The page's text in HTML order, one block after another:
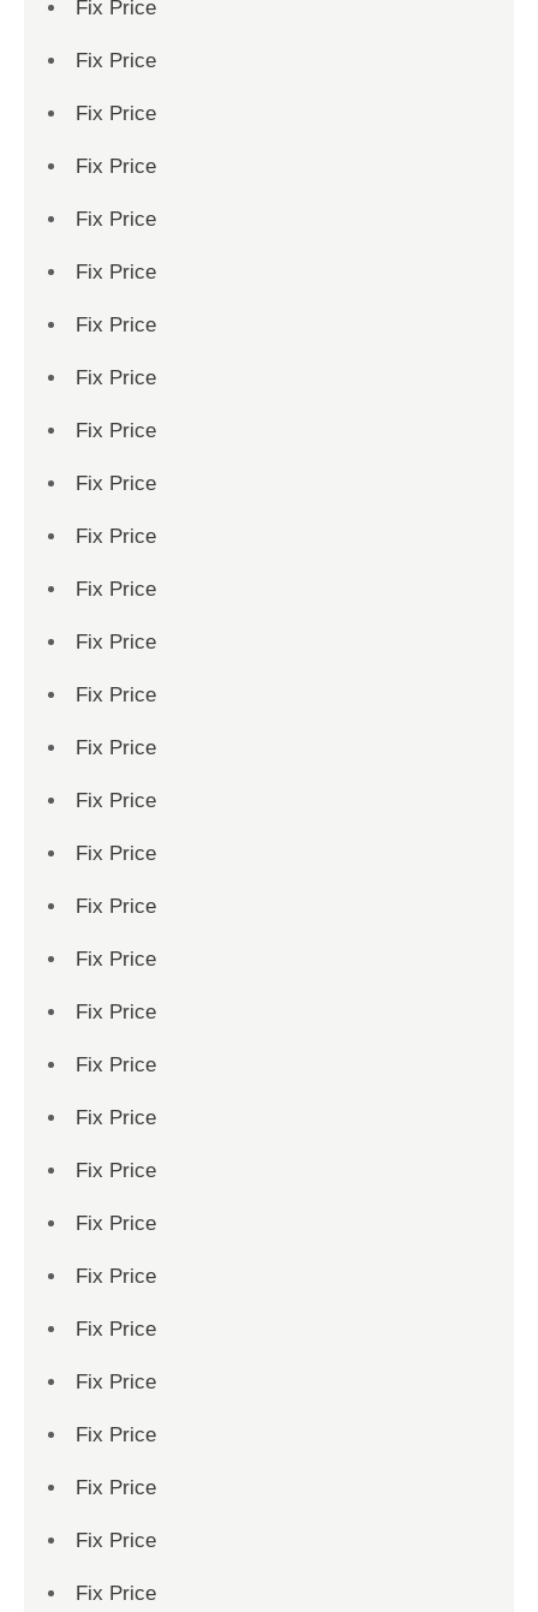
Fix Price
Fix Price
Fix Price
Fix Price
Fix Price
Fix Price
Fix Price
Fix Price
Fix Price
Fix Price
Fix Price
Fix Price
Fix Price
Fix Price
Fix Price
Fix Price
Fix Price
Fix Price
Fix Price
Fix Price
Fix Price
Fix Price
Fix Price
Fix Price
Fix Price
Fix Price
Fix Price
Fix Price
Fix Price
Fix Price
Fix Price